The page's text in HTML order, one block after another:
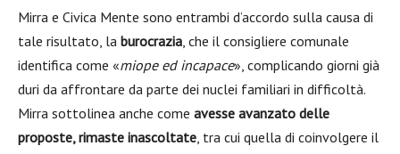
Mirra e Civica Mente sono entrambi d’accordo sulla causa di
tale risultato, la burocrazia, che il consigliere comunale
identifica come «miope ed incapace», complicando giorni già
duri da affrontare da parte dei nuclei familiari in difficoltà.
Mirra sottolinea anche come avesse avanzato delle
proposte, rimaste inascoltate, tra cui quella di coinvolgere il